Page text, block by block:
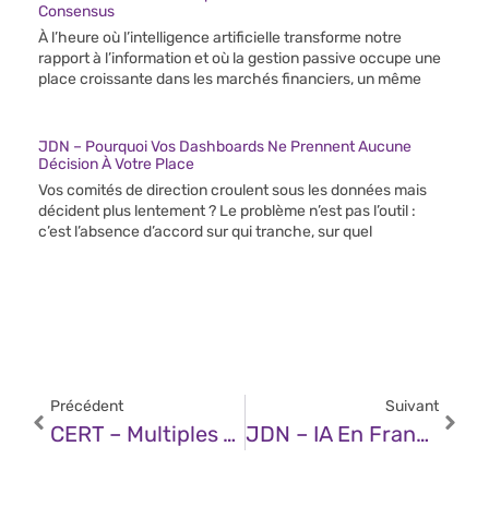
Consensus
À l’heure où l’intelligence artificielle transforme notre
rapport à l’information et où la gestion passive occupe une
place croissante dans les marchés financiers, un même
JDN – Pourquoi Vos Dashboards Ne Prennent Aucune
Décision À Votre Place
Vos comités de direction croulent sous les données mais
décident plus lentement ? Le problème n’est pas l’outil :
c’est l’absence d’accord sur qui tranche, sur quel
Précédent
CERT – Multiples Vulnérabilités Dans Les Produits Apple (28 Janvier 2025)
Suivant
JDN – IA En France : Qui Recrute Qui ?